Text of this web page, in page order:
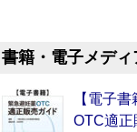
書籍・電子メディ
【電子
OTC適正